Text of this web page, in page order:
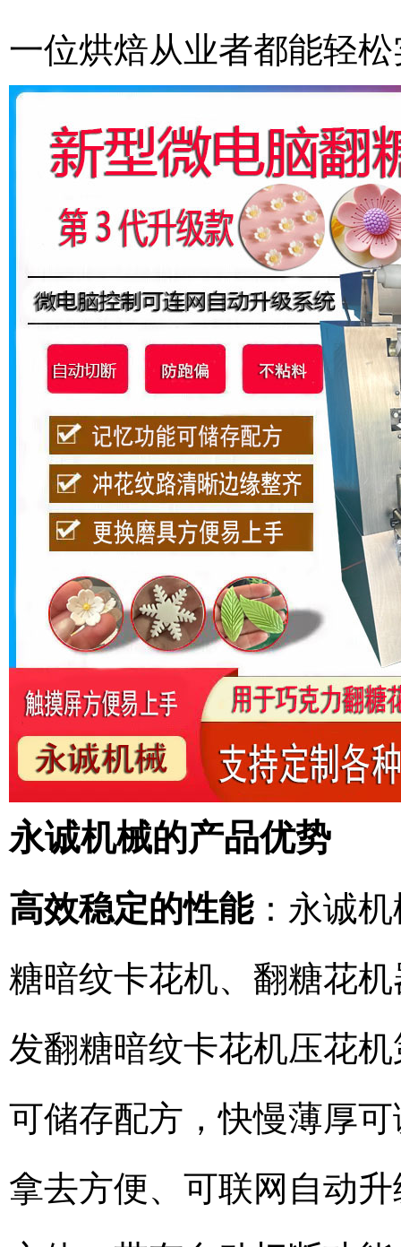
一位烘焙从业者都能轻
永诚机械的产品优势
高效稳定的性能：永诚
糖暗纹卡花机、翻糖花
发翻糖暗纹卡花机压花
可储存配方，快慢薄厚
拿去方便、可联网自动